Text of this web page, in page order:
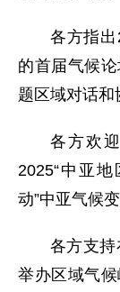
各方指
的首届气候
题区域对话和
各方欢
2025“中亚
动”中亚气候变
各方支
举办区域气